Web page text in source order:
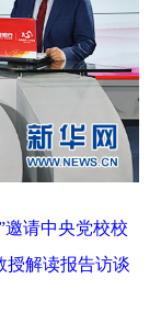
邀请中央党校校
授解读报告访谈